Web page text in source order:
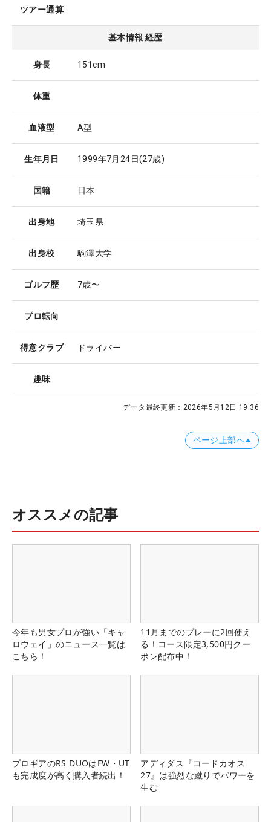
ツアー通算
基本情報 経歴
身長 151cm
体重
血液型 A型
生年月日 1999年7月24日(27歳)
国籍 日本
出身地 埼玉県
出身校 駒澤大学
ゴルフ歴 7歳〜
プロ転向
得意クラブ ドライバー
趣味
データ最終更新： 2026年5月12日 19:36
ページ上部へ
オススメの記事
今年も男女プロが強い「キャ
ロウェイ」のニュース一覧は
こちら！
11月までのプレーに2回使え
る！コース限定3,500円クー
ポン配布中！
プロギアのRS DUOはFW・UT
も完成度が高く購入者続出！
アディダス『コードカオス
27』は強烈な蹴りでパワーを
生む